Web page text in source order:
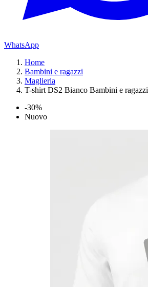
WhatsApp
Home
Bambini e ragazzi
Maglieria
T-shirt DS2 Bianco Bambini e ragazzi
-30%
Nuovo